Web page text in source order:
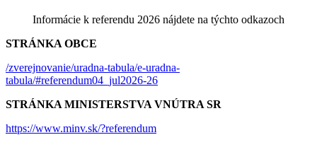
Informácie k referendu 2026 nájdete na týchto odkazoch
STRÁNKA OBCE
/zverejnovanie/uradna-tabula/e-uradna-
tabula/#referendum04_jul2026-26
STRÁNKA MINISTERSTVA VNÚTRA SR
https://www.minv.sk/?referendum